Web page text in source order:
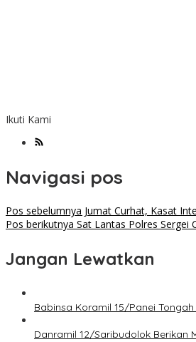
Ikuti Kami
Navigasi pos
Pos sebelumnya Jumat Curhat, Kasat
Pos berikutnya Sat Lantas Polres Sergei
Jangan Lewatkan
Babinsa Koramil 15/Panei
Danramil 12/Saribudolok Berikan